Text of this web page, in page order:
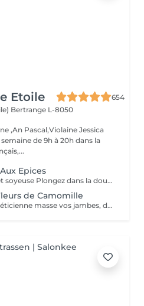
Etoile
654
Bertrange L-8050
,An Pascal,Violaine Jessica
de 9h à 20h dans la
: français,...
Epices
Retrouvez une peau douce et soyeuse Plongez dans la douceur tropicale dIndonésie à travers les notes épicées des huiles essentielles de Girofle et de Muscade. Ce gommage aux effluves chauds et naturels vous transporte tout en exfoliant délicatement votre peau : elle est douce, lumineuse et satinée.
de Camomille
Le temps du soin, notre esthéticienne masse vos jambes, des orteils à la taille dans un mouvement tonique qui active la microcirculation et leurs procure un confort sans précédent. Bénéfices : Vos jambes retrouvent fraicheur et légèreté.